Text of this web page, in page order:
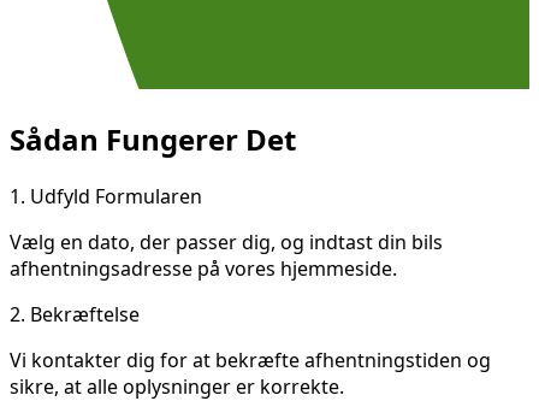
Sådan Fungerer Det
1. Udfyld Formularen
Vælg en dato, der passer dig, og indtast din bils
afhentningsadresse på vores hjemmeside.
2. Bekræftelse
Vi kontakter dig for at bekræfte afhentningstiden og
sikre, at alle oplysninger er korrekte.